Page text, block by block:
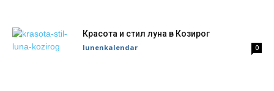
Красота и стил луна в Козирог
lunenkalendar 0